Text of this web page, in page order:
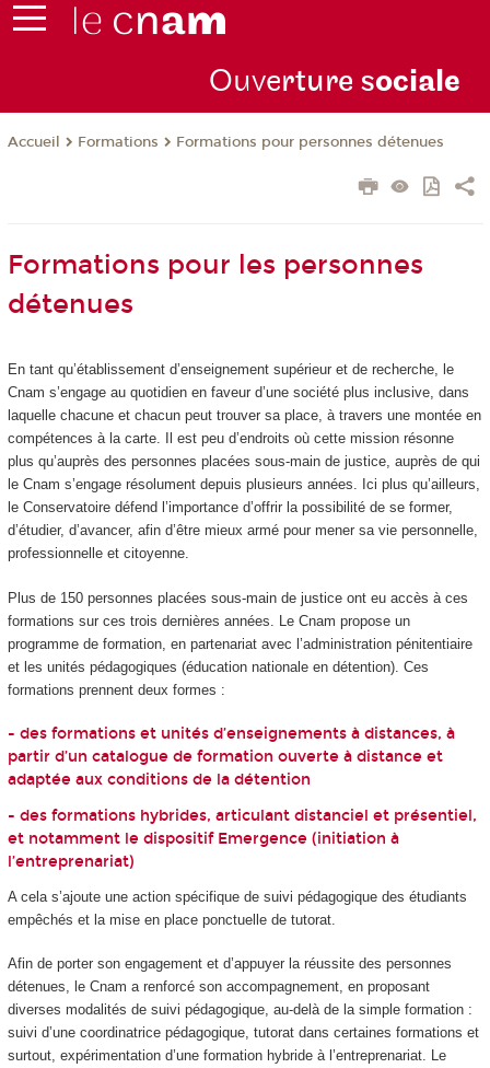
Ouverture sociale
Accueil Formations Formations pour personnes détenues
Formations pour les personnes
détenues
En tant qu’établissement d’enseignement supérieur et de recherche, le
Cnam s’engage au quotidien en faveur d’une société plus inclusive, dans
laquelle chacune et chacun peut trouver sa place, à travers une montée en
compétences à la carte. Il est peu d’endroits où cette mission résonne
plus qu’auprès des personnes placées sous-main de justice, auprès de qui
le Cnam s’engage résolument depuis plusieurs années. Ici plus qu’ailleurs,
le Conservatoire défend l’importance d’offrir la possibilité de se former,
d’étudier, d’avancer, afin d’être mieux armé pour mener sa vie personnelle,
professionnelle et citoyenne.
Plus de 150 personnes placées sous-main de justice ont eu accès à ces
formations sur ces trois dernières années. Le Cnam propose un
programme de formation, en partenariat avec l’administration pénitentiaire
et les unités pédagogiques (éducation nationale en détention). Ces
formations prennent deux formes :
- des formations et unités d’enseignements à distances, à
partir d’un catalogue de formation ouverte à distance et
adaptée aux conditions de la détention
- des formations hybrides, articulant distanciel et présentiel,
et notamment le dispositif Emergence (initiation à
l’entreprenariat)
A cela s’ajoute une action spécifique de suivi pédagogique des étudiants
empêchés et la mise en place ponctuelle de tutorat.
Afin de porter son engagement et d’appuyer la réussite des personnes
détenues, le Cnam a renforcé son accompagnement, en proposant
diverses modalités de suivi pédagogique, au-delà de la simple formation :
suivi d’une coordinatrice pédagogique, tutorat dans certaines formations et
surtout, expérimentation d’une formation hybride à l’entreprenariat. Le